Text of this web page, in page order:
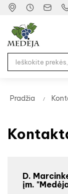
Pradžia
D.
įm.